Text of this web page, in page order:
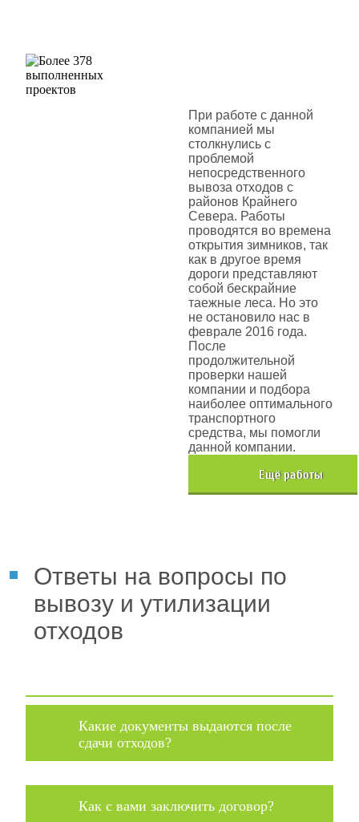
При работе с данной
компанией мы
столкнулись с
проблемой
непосредственного
вывоза отходов с
районов Крайнего
Севера. Работы
проводятся во времена
открытия зимников, так
как в другое время
дороги представляют
собой бескрайние
таежные леса. Но это
не остановило нас в
феврале 2016 года.
После
продолжительной
проверки нашей
компании и подбора
наиболее оптимального
транспортного
средства, мы помогли
данной компании.
Хочется также
отметить, что…Eщё работы
Ответы на вопросы по
вывозу и утилизации
отходов
Какие документы выдаются после
сдачи отходов?
Как с вами заключить договор?